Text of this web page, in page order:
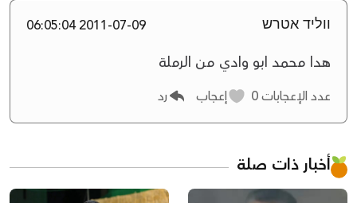
ווליד אטרש 2011-07-09 06:05:04
هدا محمد ابو وادي من الرملة
عدد الإعجابات إعجاب رد
أخبار ذات صلة